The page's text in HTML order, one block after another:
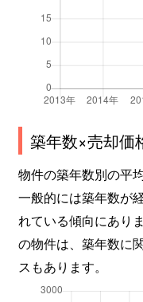
築年数×売却価
物件の築年数別の平
一般的には築年数が
れている傾向にあり
の物件は、築年数に
スもあります。